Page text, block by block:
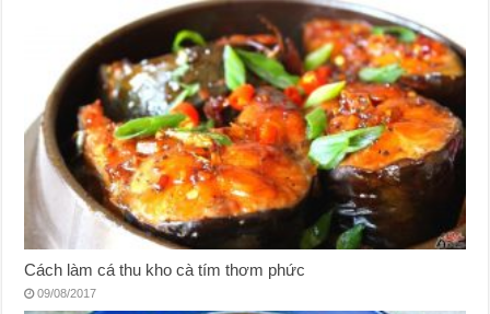
Cách làm cá thu kho cà tím thơm phức
09/08/2017